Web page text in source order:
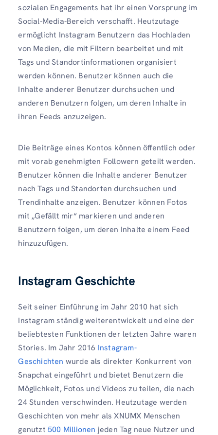
sozialen Engagements hat ihr einen Vorsprung im
Social-Media-Bereich verschafft. Heutzutage
ermöglicht Instagram Benutzern das Hochladen
von Medien, die mit Filtern bearbeitet und mit
Tags und Standortinformationen organisiert
werden können. Benutzer können auch die
Inhalte anderer Benutzer durchsuchen und
anderen Benutzern folgen, um deren Inhalte in
ihren Feeds anzuzeigen.
Die Beiträge eines Kontos können öffentlich oder
mit vorab genehmigten Followern geteilt werden.
Benutzer können die Inhalte anderer Benutzer
nach Tags und Standorten durchsuchen und
Trendinhalte anzeigen. Benutzer können Fotos
mit „Gefällt mir“ markieren und anderen
Benutzern folgen, um deren Inhalte einem Feed
hinzuzufügen.
Instagram Geschichte
Seit seiner Einführung im Jahr 2010 hat sich
Instagram ständig weiterentwickelt und eine der
beliebtesten Funktionen der letzten Jahre waren
Stories. Im Jahr 2016 Instagram-
Geschichten wurde als direkter Konkurrent von
Snapchat eingeführt und bietet Benutzern die
Möglichkeit, Fotos und Videos zu teilen, die nach
24 Stunden verschwinden. Heutzutage werden
Geschichten von mehr als XNUMX Menschen
genutzt 500 Millionen jeden Tag neue Nutzer und